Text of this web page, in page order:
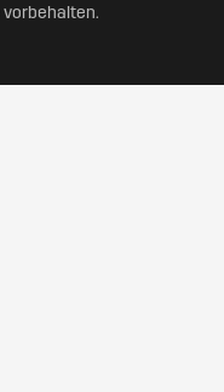
vorbehalten.